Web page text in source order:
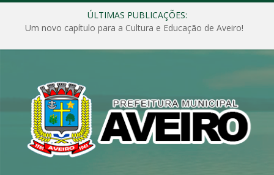
ÚLTIMAS PUBLICAÇÕES:
Um novo capítulo para a Cultura e Educação de Aveiro!